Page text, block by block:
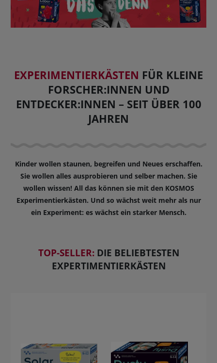
BUCHTIPPS
EXPERIMENTIERKÄSTEN FÜR KLEINE
FORSCHER:INNEN UND
ENTDECKER:INNEN – SEIT ÜBER 100
JAHREN
Kinder wollen staunen, begreifen und Neues erschaffen.
Sie wollen alles ausprobieren und selber machen. Sie
wollen wissen! All das können sie mit den KOSMOS
Experimentierkästen. Und so wächst weit mehr als nur
ein Experiment: es wächst ein starker Mensch.
TOP-SELLER:DIE BELIEBTESTEN
EXPERTIMENTIERKÄSTEN